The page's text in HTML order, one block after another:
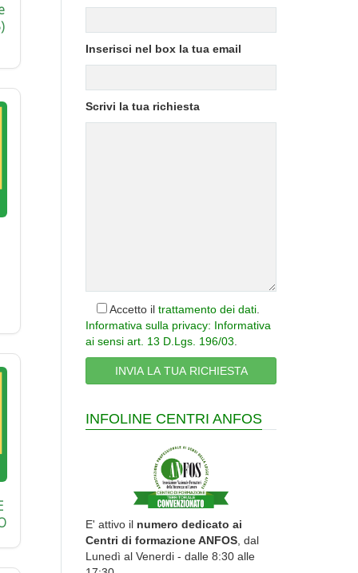
Inserisci nel box la tua email
Scrivi la tua richiesta
Accetto il trattamento dei dati
Informativa sulla privacy: Informativa
ai sensi art. 13 D.Lgs. 196/03
INFOLINE CENTRI ANFOS
E' attivo il numero dedicato ai
Centri di formazione ANFOS , dal
Lunedì al Venerdi - dalle 8:30 alle